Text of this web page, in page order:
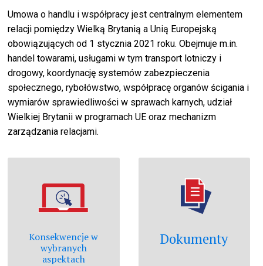
Umowa o handlu i współpracy jest centralnym elementem
relacji pomiędzy Wielką Brytanią a Unią Europejską
obowiązujących od 1 stycznia 2021 roku. Obejmuje m.in.
handel towarami, usługami w tym transport lotniczy i
drogowy, koordynację systemów zabezpieczenia
społecznego, rybołówstwo, współpracę organów ścigania i
wymiarów sprawiedliwości w sprawach karnych, udział
Wielkiej Brytanii w programach UE oraz mechanizm
zarządzania relacjami.
Konsekwencje w
wybranych
aspektach
Dokumenty